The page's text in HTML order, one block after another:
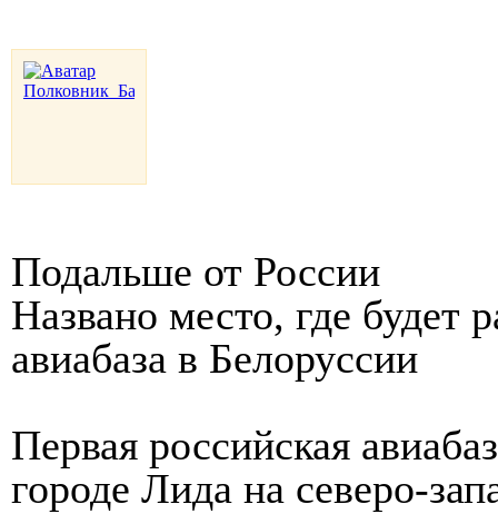
Подальше от России
Названо место, где будет
авиабаза в Белоруссии
Первая российская
городе Лида на северо-